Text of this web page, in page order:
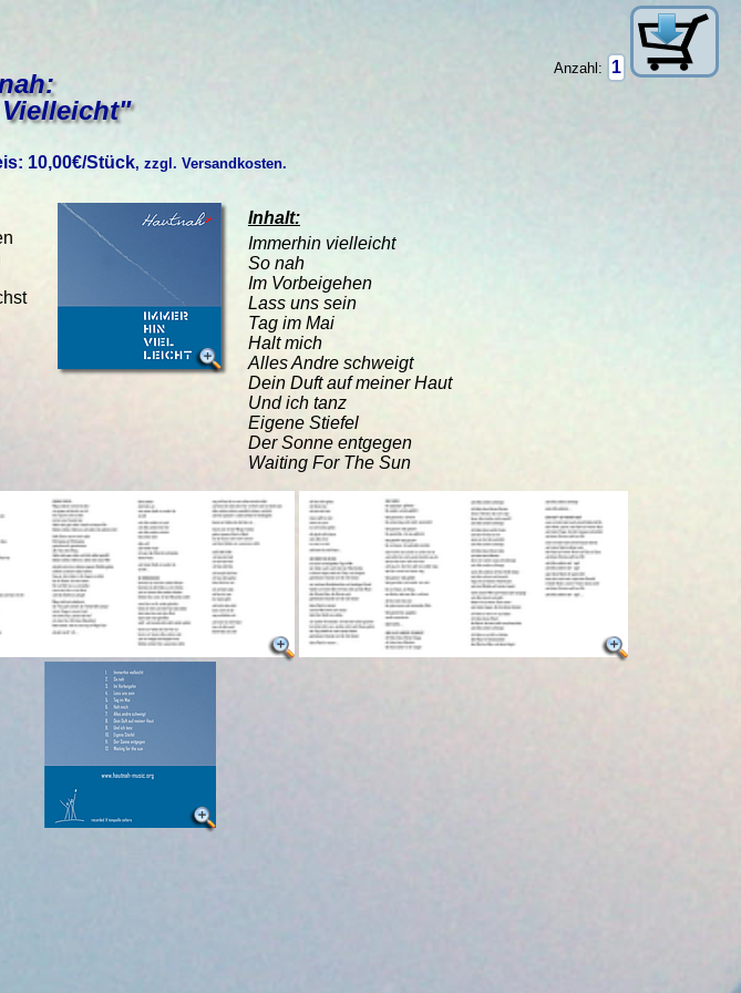
10,00€/Stück, zzgl. Versandkosten.
Anzahl:
Inhalt:
Immerhin vielleicht
So nah
Im Vorbeigehen
Lass uns sein
Tag im Mai
Halt mich
Alles Andre schweigt
Dein Duft auf meiner Haut
Und ich tanz
Eigene Stiefel
Der Sonne entgegen
Waiting For The Sun